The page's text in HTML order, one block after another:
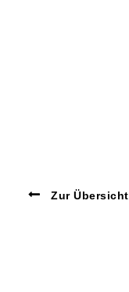
Zur Übersicht